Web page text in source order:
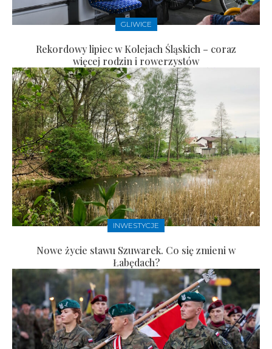
GLIWICE
Rekordowy lipiec w Kolejach Śląskich – coraz
więcej rodzin i rowerzystów
INWESTYCJE
Nowe życie stawu Szuwarek. Co się zmieni w
Łabędach?